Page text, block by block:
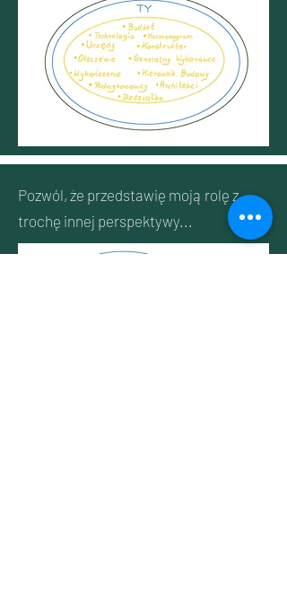
Pozwól, że przedstawię moją rolę z
trochę innej perspektywy...